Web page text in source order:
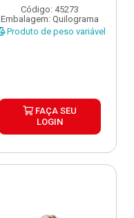
Código: 45273
Embalagem: Quilograma
Produto de peso variável
FAÇA SEU
LOGIN